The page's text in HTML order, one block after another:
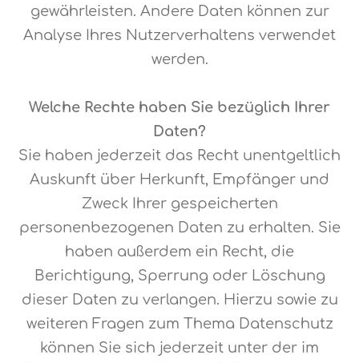
gewährleisten. Andere Daten können zur
Analyse Ihres Nutzerverhaltens verwendet
werden.
Welche Rechte haben Sie bezüglich Ihrer
Daten?
Sie haben jederzeit das Recht unentgeltlich
Auskunft über Herkunft, Empfänger und
Zweck Ihrer gespeicherten
personenbezogenen Daten zu erhalten. Sie
haben außerdem ein Recht, die
Berichtigung, Sperrung oder Löschung
dieser Daten zu verlangen. Hierzu sowie zu
weiteren Fragen zum Thema Datenschutz
können Sie sich jederzeit unter der im